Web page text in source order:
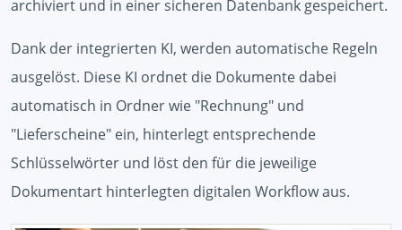
archiviert und in einer sicheren Datenbank gespeichert.
Dank der integrierten KI, werden automatische Regeln
ausgelöst. Diese KI ordnet die Dokumente dabei
automatisch in Ordner wie "Rechnung" und
"Lieferscheine" ein, hinterlegt entsprechende
Schlüsselwörter und löst den für die jeweilige
Dokumentart hinterlegten digitalen Workflow aus.